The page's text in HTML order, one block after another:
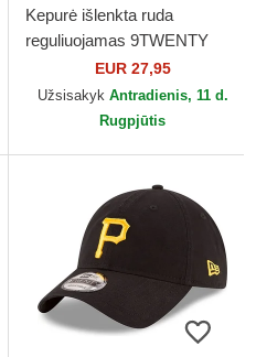
Kepurė išlenkta ruda
reguliuojamas 9TWENTY
Core Classic New York
Yankees MLB New Era
EUR 27,95
Užsisakyk Antradienis, 11 d.
Rugpjūtis